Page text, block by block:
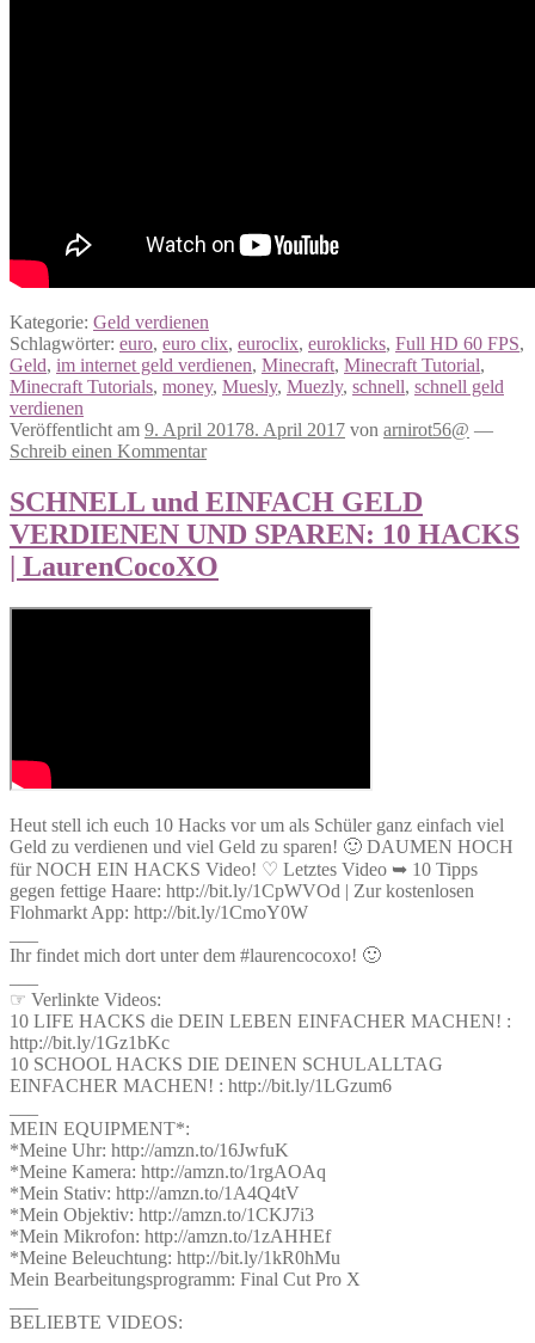
Kategorie: Geld verdienen
Schlagwörter: euro, euro clix, euroclix, euroklicks, Full HD 60 FPS,
Geld, im internet geld verdienen, Minecraft, Minecraft Tutorial,
Minecraft Tutorials, money, Muesly, Muezly, schnell, schnell geld
verdienen
Veröffentlicht am 9. April 20178. April 2017 von arnirot56@ —
Schreib einen Kommentar
SCHNELL und EINFACH GELD
VERDIENEN UND SPAREN: 10 HACKS
| LaurenCocoXO
Heut stell ich euch 10 Hacks vor um als Schüler ganz einfach viel
Geld zu verdienen und viel Geld zu sparen! 🙂 DAUMEN HOCH
für NOCH EIN HACKS Video! ♡ Letztes Video ➥ 10 Tipps
gegen fettige Haare: http://bit.ly/1CpWVOd | Zur kostenlosen
Flohmarkt App: http://bit.ly/1CmoY0W
Ihr findet mich dort unter dem #laurencocoxo! 🙂
☞ Verlinkte Videos:
10 LIFE HACKS die DEIN LEBEN EINFACHER MACHEN! :
http://bit.ly/1Gz1bKc
10 SCHOOL HACKS DIE DEINEN SCHULALLTAG
EINFACHER MACHEN! : http://bit.ly/1LGzum6
MEIN EQUIPMENT*:
*Meine Uhr: http://amzn.to/16JwfuK
*Meine Kamera: http://amzn.to/1rgAOAq
*Mein Stativ: http://amzn.to/1A4Q4tV
*Mein Objektiv: http://amzn.to/1CKJ7i3
*Mein Mikrofon: http://amzn.to/1zAHHEf
*Meine Beleuchtung: http://bit.ly/1kR0hMu
Mein Bearbeitungsprogramm: Final Cut Pro X
BELIEBTE VIDEOS: